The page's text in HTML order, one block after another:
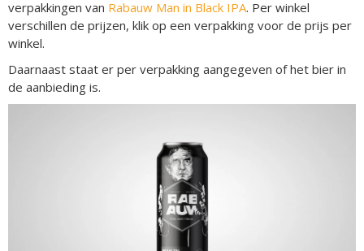
verpakkingen van Rabauw Man in Black IPA. Per winkel
verschillen de prijzen, klik op een verpakking voor de prijs per
winkel.
Daarnaast staat er per verpakking aangegeven of het bier in
de aanbieding is.